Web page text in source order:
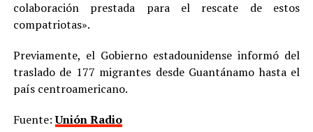
colaboración prestada para el rescate de estos
compatriotas».
Previamente, el Gobierno estadounidense informó del
traslado de 177 migrantes desde Guantánamo hasta el
país centroamericano.
Fuente:Unión Radio